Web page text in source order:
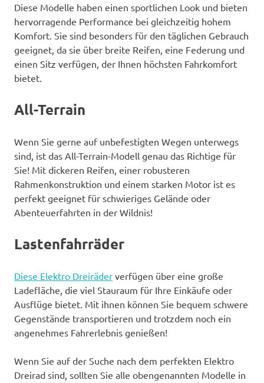
Diese Modelle haben einen sportlichen Look und bieten
hervorragende Performance bei gleichzeitig hohem
Komfort. Sie sind besonders für den täglichen Gebrauch
geeignet, da sie über breite Reifen, eine Federung und
einen Sitz verfügen, der Ihnen höchsten Fahrkomfort
bietet.
All-Terrain
Wenn Sie gerne auf unbefestigten Wegen unterwegs
sind, ist das All-Terrain-Modell genau das Richtige für
Sie! Mit dickeren Reifen, einer robusteren
Rahmenkonstruktion und einem starken Motor ist es
perfekt geeignet für schwieriges Gelände oder
Abenteuerfahrten in der Wildnis!
Lastenfahrräder
Diese Elektro Dreiräder verfügen über eine große
Ladefläche, die viel Stauraum für Ihre Einkäufe oder
Ausflüge bietet. Mit ihnen können Sie bequem schwere
Gegenstände transportieren und trotzdem noch ein
angenehmes Fahrerlebnis genießen!
Wenn Sie auf der Suche nach dem perfekten Elektro
Dreirad sind, sollten Sie alle obengenannten Modelle in